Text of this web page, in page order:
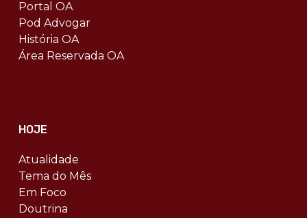
Portal OA
Pod Advogar
História OA
Área Reservada OA
HOJE
Atualidade
Tema do Mês
Em Foco
Doutrina